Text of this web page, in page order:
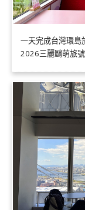
一天完成台灣環島
2026三麗鷗萌旅